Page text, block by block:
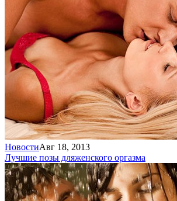
НовостиАвг 18, 2013
Лучшие позы дляженского оргазма